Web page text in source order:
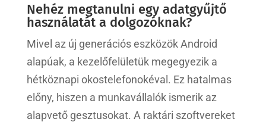
Nehéz megtanulni egy adatgyűjtő
használatát a dolgozóknak?
Mivel az új generációs eszközök Android
alapúak, a kezelőfelületük megegyezik a
hétköznapi okostelefonokéval. Ez hatalmas
előny, hiszen a munkavállalók ismerik az
alapvető gesztusokat. A raktári szoftvereket